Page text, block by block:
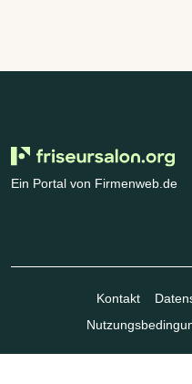
Ein Portal von Firmenweb.de
Kontakt